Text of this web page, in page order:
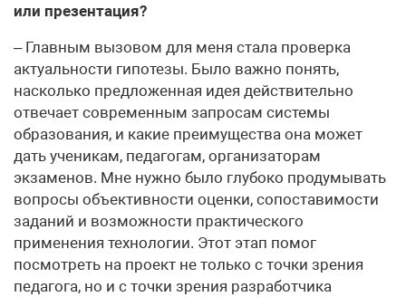
или презентация?
– Главным вызовом для меня стала проверка
актуальности гипотезы. Было важно понять,
насколько предложенная идея действительно
отвечает современным запросам системы
образования, и какие преимущества она может
дать ученикам, педагогам, организаторам
экзаменов. Мне нужно было глубоко продумывать
вопросы объективности оценки, сопоставимости
заданий и возможности практического
применения технологии. Этот этап помог
посмотреть на проект не только с точки зрения
педагога, но и с точки зрения разработчика